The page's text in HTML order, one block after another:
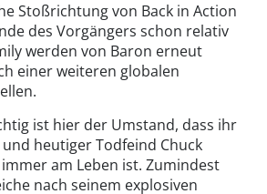
Stoßrichtung von Back in Action
des Vorgängers schon relativ
werden von Baron erneut
einer weiteren globalen
ist hier der Umstand, dass ihr
heutiger Todfeind Chuck
am Leben ist. Zumindest
nach seinem explosiven